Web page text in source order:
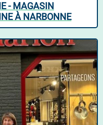
- MAGASIN
À NARBONNE